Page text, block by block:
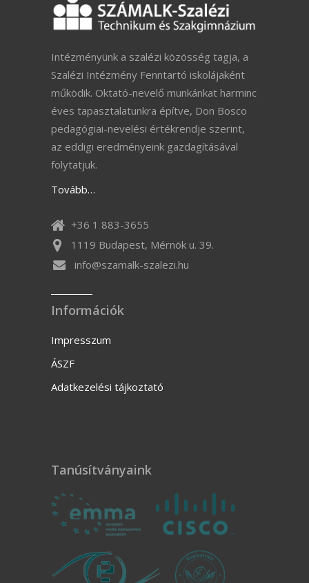
Intézményünk a szalézi közösség tagja, a
Szalézi Intézmény Fenntartó iskolájaként
működik. Oktató-nevelő munkánkat harminc
éves tapasztalatunkra építve, Don Bosco
pedagógiai-nevelési értékrendje szerint,
az eddigi eredményeink gazdagításával
folytatjuk.
Tovább…
+36 1 883-3655
1119 Budapest, Mérnök u. 39.
info@szamalk-szalezi.hu
Információk
Impresszum
ÁSZF
Adatkezelési tájkoztató
Tanúsítványaink